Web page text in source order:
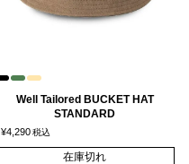
Well Tailored BUCKET HAT
STANDARD
¥4,290税込
在庫切れ